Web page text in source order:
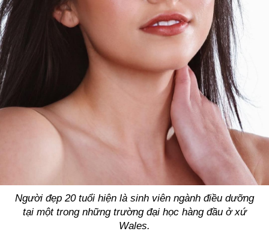
Người đẹp 20 tuổi hiện là sinh viên ngành điều dưỡng
tại một trong những trường đại học hàng đầu ở xứ
Wales.